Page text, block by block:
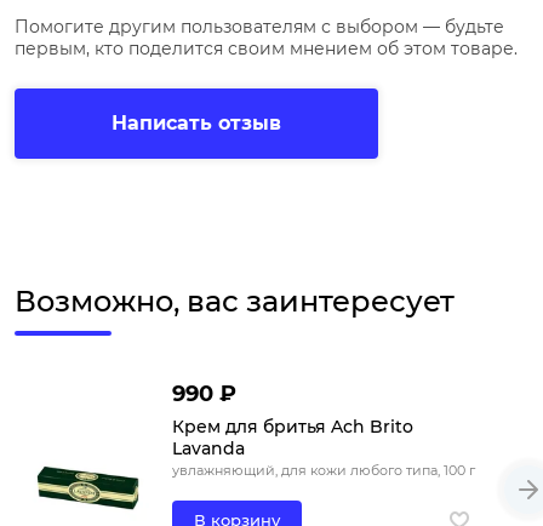
Помогите другим пользователям с выбором — будьте
первым, кто поделится своим мнением об этом товаре.
Написать отзыв
Возможно, вас заинтересует
990 ₽
Крем для бритья Ach Brito
Lavanda
увлажняющий, для кожи любого типа, 100 г
В корзину